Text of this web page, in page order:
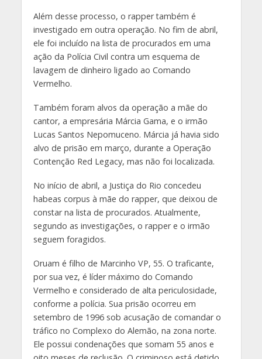
Além desse processo, o rapper também é
investigado em outra operação. No fim de abril,
ele foi incluído na lista de procurados em uma
ação da Polícia Civil contra um esquema de
lavagem de dinheiro ligado ao Comando
Vermelho.
Também foram alvos da operação a mãe do
cantor, a empresária Márcia Gama, e o irmão
Lucas Santos Nepomuceno. Márcia já havia sido
alvo de prisão em março, durante a Operação
Contenção Red Legacy, mas não foi localizada.
No início de abril, a Justiça do Rio concedeu
habeas corpus à mãe do rapper, que deixou de
constar na lista de procurados. Atualmente,
segundo as investigações, o rapper e o irmão
seguem foragidos.
Oruam é filho de Marcinho VP, 55. O traficante,
por sua vez, é líder máximo do Comando
Vermelho e considerado de alta periculosidade,
conforme a polícia. Sua prisão ocorreu em
setembro de 1996 sob acusação de comandar o
tráfico no Complexo do Alemão, na zona norte.
Ele possui condenações que somam 55 anos e